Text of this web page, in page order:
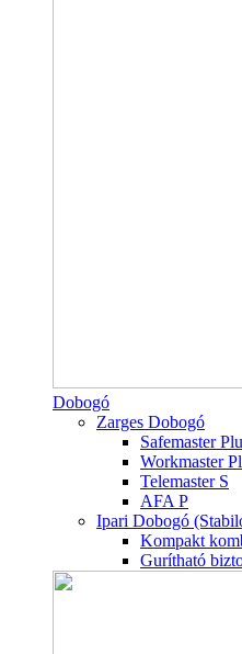
Dobogó
Zarges Dobogó
Safemaster
Workmaster
Telemaster S
AFA P
Ipari Dobogó
Kompakt
Gurítható